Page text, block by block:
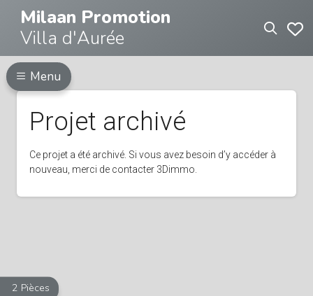
Milaan Promotion
Villa d'Aurée
Menu
2 Pièces